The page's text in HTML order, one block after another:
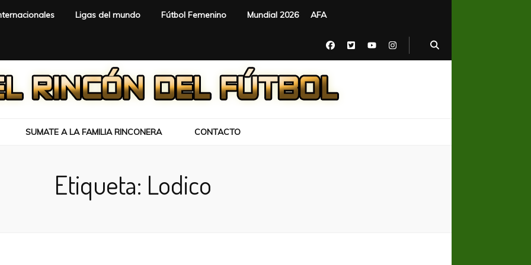
Ligas del mundo Fútbol Femenino Mundial 2026 AFA
SUMATE A LA FAMILIA RINCONERA CONTACTO
Etiqueta: Lodico